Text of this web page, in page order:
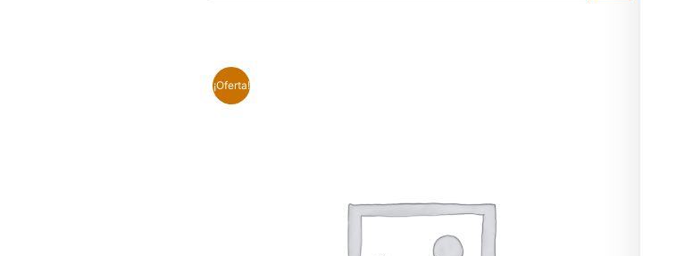
¡Oferta!